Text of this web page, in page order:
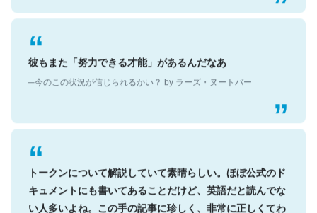
彼もまた「努力できる才能」があるんだなあ
─今のこの状況が信じられるかい？ by ラーズ・ヌートバー
トークンについて解説していて素晴らしい。ほぼ公式のド
キュメントにも書いてあることだけど、英語だと読んでな
い人多いよね。この手の記事に珍しく、非常に正しくてわ